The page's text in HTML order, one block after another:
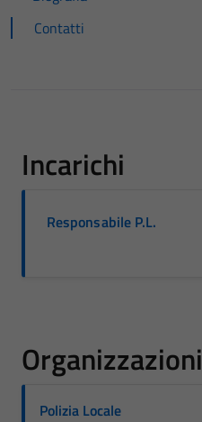
Contatti
Incarichi
Responsabile P.L.
Organizzazioni
Polizia Locale